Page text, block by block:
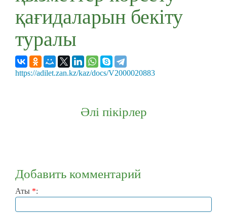
қағидаларын бекіту
туралы
https://adilet.zan.kz/kaz/docs/V2000020883
Әлі пікірлер
Добавить комментарий
Аты *: